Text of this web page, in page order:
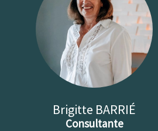
Brigitte BARRIÉ
Consultante